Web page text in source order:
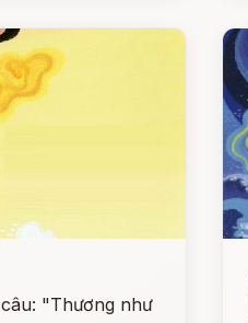
"Thương như